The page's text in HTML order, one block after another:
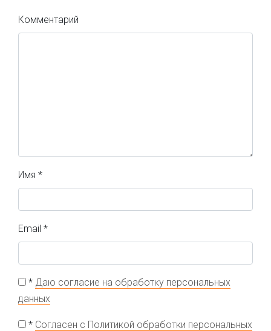
Комментарий
Имя *
Email *
* Даю согласие на обработку персональных
данных
* Согласен с Политикой обработки персональных